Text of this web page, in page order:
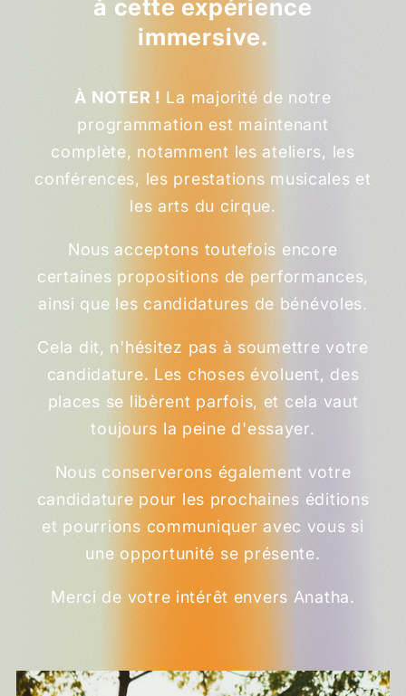
à cette expérience
immersive.
À NOTER ! La majorité de notre
programmation est maintenant
complète, notamment les ateliers, les
conférences, les prestations musicales et
les arts du cirque.
Nous acceptons toutefois encore
certaines propositions de performances,
ainsi que les candidatures de bénévoles.
Cela dit, n'hésitez pas à soumettre votre
candidature. Les choses évoluent, des
places se libèrent parfois, et cela vaut
toujours la peine d'essayer.
Nous conserverons également votre
candidature pour les prochaines éditions
et pourrions communiquer avec vous si
une opportunité se présente.
Merci de votre intérêt envers Anatha.